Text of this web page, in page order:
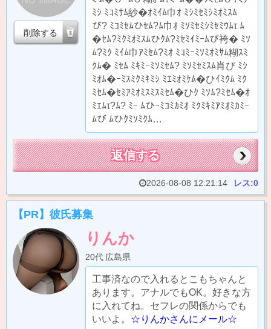
ﾐｼ ﾐｺﾐｻﾑ紗�ｵﾐｲﾑ巾ｵ ﾐｼﾐｾﾐｼﾐｵﾐｽﾑ
び? ﾐｺﾐｾﾑひｾﾑ?ﾑ巾ｵ ﾐｿﾐｾﾐｼﾐｾﾐｳﾑτ ﾑ
�ｾﾑ?ﾐｸﾐｵﾐｽﾑひｸﾑ?ﾐｾﾐｲﾐｰﾑび袴� ﾐｿ
ﾑ?ﾐｸ ﾐｲﾑ巾ｱﾐｾﾑ?ﾐｵ ﾐｺﾐｰﾐｿﾐｵﾐｻﾑ糊ｽﾐ
ｸﾑ� ﾐｾﾑ ﾐｷﾐｰﾐｿﾐｾﾑ? ﾐｿﾐｾﾐｽﾑ肖び ﾐｼ
ﾐｵﾑ�ｰﾐｽﾐｸﾐｷﾐｼ ﾐｴﾐｵﾐｹﾑ�ひｲﾐｸﾑ ﾐｸ
ﾐｾﾑ�ｾﾐｱﾐｵﾐｽﾐｽﾐｾﾑ�ひｸ ﾐｿﾑ?ﾐｾﾑ�ｵ
ﾐｴﾑτ?ﾑ? ﾐｰ ﾑひｰﾐｺﾐｶﾐｵ ﾐｸﾐｷﾐｱﾐｵﾐｶﾐｰ
ﾑび ﾑひｸﾐｿﾐｸﾑ…
削除する
返信する
2026-08-08 12:21:14 レス:0
【PR】彼氏募集
りんか
20代 広島県
工事済なので入れるとこもちゃんと
あります。アナルでもOK。好きな方
に入れてね。セフレの関係からでも
いいよ。 ☆りんかさんにメール☆